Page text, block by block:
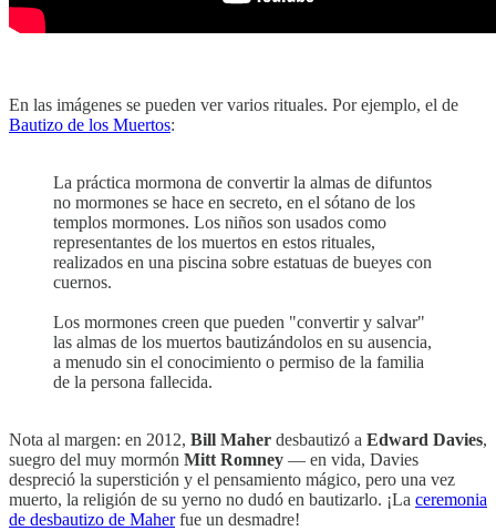
En las imágenes se pueden ver varios rituales. Por ejemplo, el de
Bautizo de los Muertos:
La práctica mormona de convertir la almas de difuntos
no mormones se hace en secreto, en el sótano de los
templos mormones. Los niños son usados como
representantes de los muertos en estos rituales,
realizados en una piscina sobre estatuas de bueyes con
cuernos.
Los mormones creen que pueden "convertir y salvar"
las almas de los muertos bautizándolos en su ausencia,
a menudo sin el conocimiento o permiso de la familia
de la persona fallecida.
Nota al margen: en 2012, Bill Maher desbautizó a Edward Davies,
suegro del muy mormón Mitt Romney — en vida, Davies
despreció la superstición y el pensamiento mágico, pero una vez
muerto, la religión de su yerno no dudó en bautizarlo. ¡La ceremonia
de desbautizo de Maherfue un desmadre!